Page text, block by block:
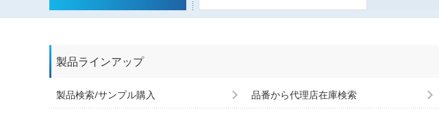
製品ラインアップ
製品検索/サンプル購入 品番から代理店在庫検索